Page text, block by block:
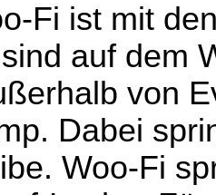
Fi ist mit
auf dem
von
Dabei
Woo-Fi